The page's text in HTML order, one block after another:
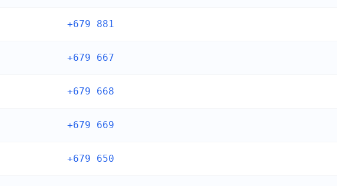
+679 881
+679 667
+679 668
+679 669
+679 650